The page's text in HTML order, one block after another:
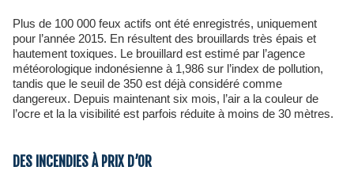
Plus de 100 000 feux actifs ont été enregistrés, uniquement
pour l’année 2015. En résultent des brouillards très épais et
hautement toxiques. Le brouillard est estimé par l’agence
météorologique indonésienne à 1,986 sur l’index de pollution,
tandis que le seuil de 350 est déjà considéré comme
dangereux. Depuis maintenant six mois, l’air a la couleur de
l’ocre et la la visibilité est parfois réduite à moins de 30 mètres.
DES INCENDIES À PRIX D’OR